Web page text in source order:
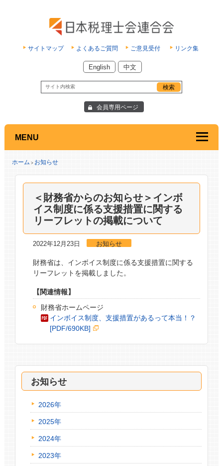
サイトマップ よくあるご質問 ご意見受付 リンク集
English 中文
会員専用ページ
MENU
ホーム > お知らせ
＜財務省からのお知らせ＞インボ
イス制度に係る支援措置に関する
リーフレットの掲載について
2022年12月23日 お知らせ
財務省は、インボイス制度に係る支援措置に関する
リーフレットを掲載しました。
【関連情報】
財務省ホームページ
インボイス制度、支援措置があるって本当！？
[PDF/690KB]
お知らせ
2026年
2025年
2024年
2023年